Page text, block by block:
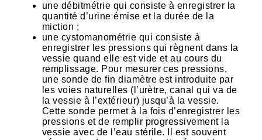
une débitmétrie qui consiste à enregistrer la
quantité d’urine émise et la durée de la
miction ;
une cystomanométrie qui consiste à
enregistrer les pressions qui règnent dans la
vessie quand elle est vide et au cours du
remplissage. Pour mesurer ces pressions,
une sonde de fin diamètre est introduite par
les voies naturelles (l’urètre, canal qui va de
la vessie à l’extérieur) jusqu’à la vessie.
Cette sonde permet à la fois d’enregistrer les
pressions et de remplir progressivement la
vessie avec de l’eau stérile. Il est souvent